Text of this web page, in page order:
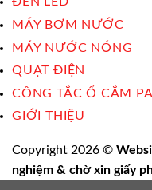
MÁY BƠM NƯỚC
MÁY NƯỚC NÓNG
QUẠT ĐIỆN
CÔNG TẮC Ổ CẮM
GIỚI THIỆU
Copyright 2026 ©
nghiệm & chờ xin giấy